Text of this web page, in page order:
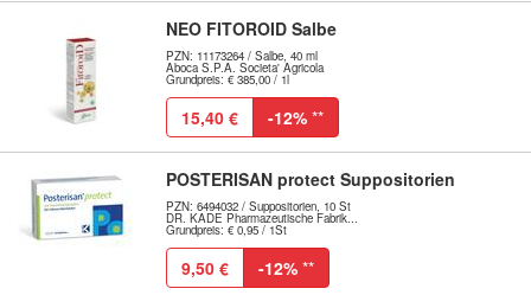
NEO FITOROID Salbe
PZN: 11173264 / Salbe, 40 ml
Aboca S.P.A. Societa' Agricola
Grundpreis: € 385,00 / 1l
15,40 € -12% **
POSTERISAN protect Suppositorien
PZN: 6494032 / Suppositorien, 10 St
DR. KADE Pharmazeutische Fabrik...
Grundpreis: € 0,95 / 1St
9,50 € -12% **